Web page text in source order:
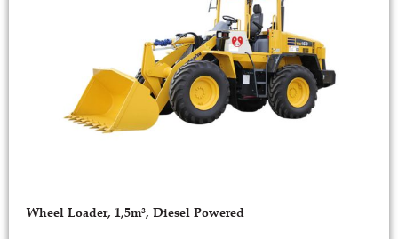
Wheel Loader, 1,5m³, Diesel Powered